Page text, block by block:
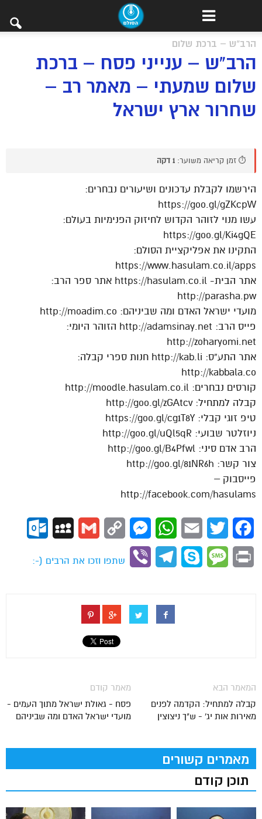
הרב"ש – ברכת שלום
הרב"ש – ענייני פסח – ברכת
שלום שמעתי – מאמר רב –
שחרור ארץ ישראל
⏱️ זמן קריאה משוער: 1 דקה
הירשמו לקבלת עדכונים ושיעורים נבחרים:
https://goo.gl/gZKcpW
עשו מנוי לזוהר הקדוש לחיזוק הפנימיות בעולם:
https://goo.gl/Ki4gQE
התקינו את אפליקציית הסולם:
https://www.hasulam.co.il/apps
אתר הבית- https://hasulam.co.il אתר ספר הרב:
http://parasha.pw
מועדי ישראל האדם ומה שביניהם: http://moadim.co
פייס הרב: http://adamsinay.net הזוהר היומי:
http://zoharyomi.net
אתר התע”ס: http://kab.li חנות ספרי קבלה:
http://kabbala.co
קורסים נבחרים: http://moodle.hasulam.co.il
קבלה למתחיל: http://goo.gl/zGAtcv
טיפ זוגי קבלי: https://goo.gl/cg1T8Y
ניוזלטר שבועי: http://goo.gl/uQl5qR
הרב אדם סיני: http://goo.gl/B4Pfwl
צור קשר: http://goo.gl/81NR6h
פייסבוק –
http://facebook.com/hasulams
Facebook
Twitter
Email
WhatsApp
Messenger
Copy
Gmail
MySpace
Print
Message
Skype
Telegram
Viber
שתפו וזכו את הרבים (-:
מאמר קודם
פסח - גאולת ישראל מתוך העמים -
מועדי ישראל האדם ומה שביניהם
המאמר הבא
קבלה למתחיל: הקדמה לפנים
מאירות אות יג' - ש"ך ניצוצין
מאמרים קשורים
תוכן קודם